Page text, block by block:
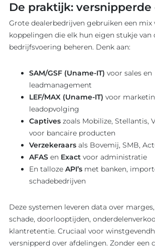
De praktijk: versnipperde
Grote dealerbedrijven gebruiken een mix
koppelingen die elk hun eigen stukje van
bedrijfsvoering beheren. Denk aan:
SAM/GSF (Uname-IT) voor sales en
leadmanagement
LEF/MAX (Uname-IT) voor
leadopvolging
Captives zoals Mobilize, Stellantis,
voor bancaire producten
Verzekeraars als Bovemij, SMB,
AFAS en Exact voor administratie
En talloze API’s met banken,
schadebedrijven
Deze systemen leveren data over
schade, doorlooptijden,
klantretentie. Cruciaal voor
versnipperd over afdelingen. Zonder een